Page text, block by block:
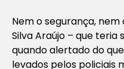
Nem o segurança,
Silva Araújo – que
quando alertado do
levados pelos policiais